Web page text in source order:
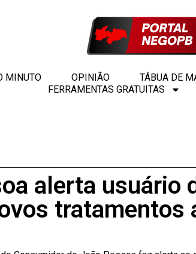
MINUTO OPINIÃO
TÁBUA DE
FERRAMENTAS GRATUITAS
alerta usuário
tratamentos